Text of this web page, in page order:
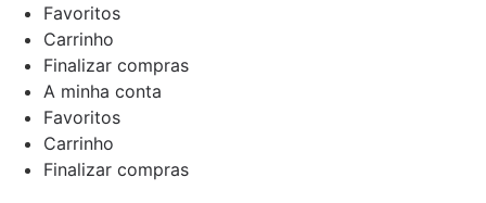
Favoritos
Carrinho
Finalizar compras
A minha conta
Favoritos
Carrinho
Finalizar compras